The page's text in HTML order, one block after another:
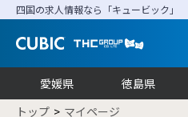
四国の求人情報なら「キュービック」
愛媛県 徳島県
トップ
マイページ